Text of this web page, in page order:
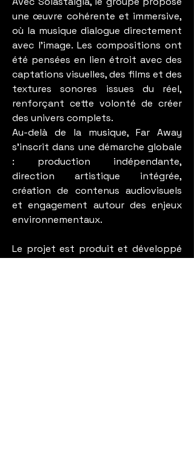
une œuvre cohérente et immersive,
où la musique dialogue directement
avec l’image. Les compositions ont
été pensées en lien étroit avec des
captations visuelles, des films et des
textures sonores issues du réel,
renforçant cette volonté de créer
des univers complets.
Au-delà de la musique, Far Away
s’inscrit dans une démarche globale
: production indépendante,
direction artistique intégrée,
création de contenus audiovisuels
et engagement autour des enjeux
environnementaux.
Le projet est produit et développé